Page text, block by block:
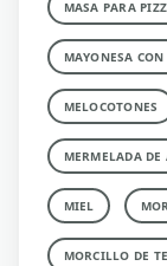
MASA PARA
MAYONESA CON
MELOCOTONES
MERMELADA
MIEL
MORCILLO DE